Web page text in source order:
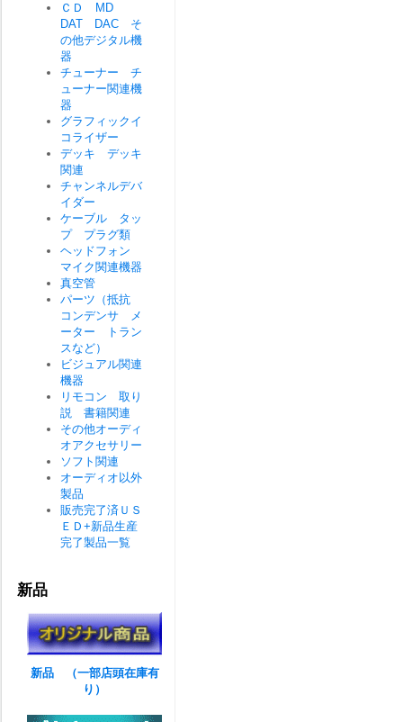
ＣＤ MD
DAT DAC そ
の他デジタル機
器
チューナー チ
ューナー関連機
器
グラフィックイ
コライザー
デッキ デッキ
関連
チャンネルデバ
イダー
ケーブル タッ
プ プラグ類
ヘッドフォン
マイク関連機器
真空管
パーツ（抵抗
コンデンサ メ
ーター トラン
スなど）
ビジュアル関連
機器
リモコン 取り
説 書籍関連
その他オーディ
オアクセサリー
ソフト関連
オーディオ以外
製品
販売完了済ＵＳ
ＥＤ+新品生産
完了製品一覧
新品
新品 （一部店頭在庫有
り）